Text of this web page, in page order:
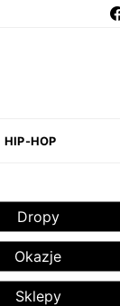
HIP-HOP
Dropy
Okazje
Sklepy